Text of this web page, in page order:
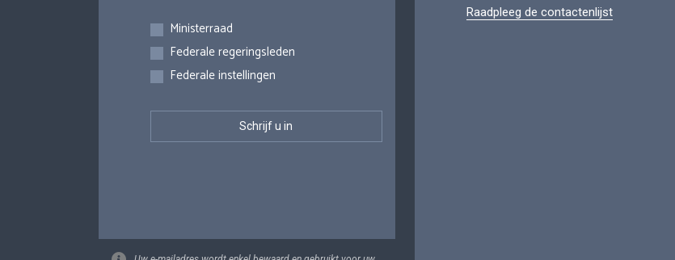
Inschrijvingen
Ministerraad
Federale regeringsleden
Federale instellingen
Raadpleeg de contactenlijst